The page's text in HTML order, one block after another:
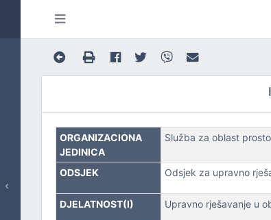
ORGANIZACIONA
JEDINICA
Služba za oblast
ODSJEK Odsjek za upravno
DJELATNOST(I) Upravno rješavanje u